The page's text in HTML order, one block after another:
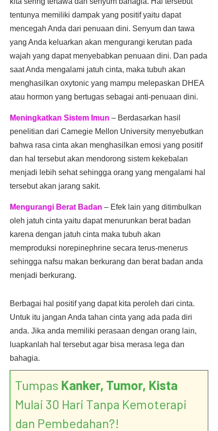
tentunya memiliki dampak yang positif yaitu dapat
mencegah Anda dari penuaan dini. Senyum dan tawa
yang Anda keluarkan akan mengurangi kerutan pada
wajah yang dapat menyebabkan penuaan dini. Dan pada
saat Anda mengalami jatuh cinta, maka tubuh akan
menghasilkan oxytonic yang mampu melepaskan DHEA
atau hormon yang bertugas sebagai anti-penuaan dini.
Meningkatkan Sistem Imun – Berdasarkan hasil
penelitian dari Carnegie Mellon University menyebutkan
bahwa rasa cinta akan menghasilkan emosi yang positif
dan hal tersebut akan mendorong sistem kekebalan
menjadi lebih sehat sehingga orang yang mengalami hal
tersebut akan jarang sakit.
Mengurangi Berat Badan – Efek lain yang ditimbulkan
oleh jatuh cinta yaitu dapat menurunkan berat badan
karena dengan jatuh cinta maka tubuh akan
memproduksi norepinephrine secara terus-menerus
sehingga nafsu makan berkurang dan berat badan anda
menjadi berkurang.
Berbagai hal positif yang dapat kita peroleh dari cinta.
Untuk itu jangan Anda tahan cinta yang ada pada diri
anda. Jika anda memiliki perasaan dengan orang lain,
luapkanlah hal tersebut agar bisa merasa lega dan
bahagia.
Tumpas Kanker, Tumor, Kista
Mulai 30 Hari Tanpa Kemoterapi
dan Pembedahan?!